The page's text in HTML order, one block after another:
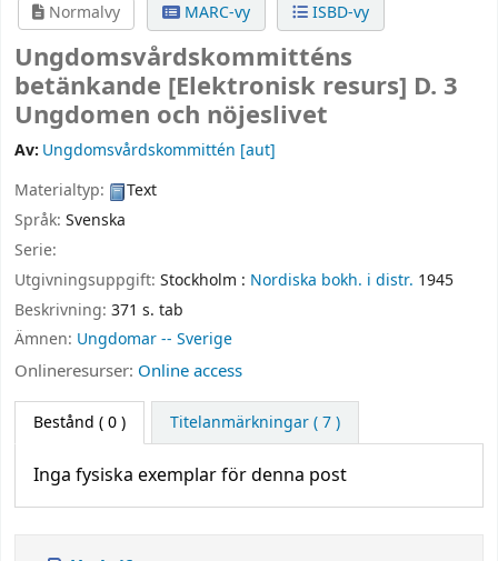
Normalvy
MARC-vy ISBD-vy
Ungdomsvårdskommitténs
betänkande [Elektronisk resurs] D. 3
Ungdomen och nöjeslivet
Av: Ungdomsvårdskommittén [aut]
Materialtyp:
Text
Språk: Svenska
Serie:
Utgivningsuppgift: Stockholm : Nordiska bokh. i distr. 1945
Beskrivning: 371 s. tab
Ämnen: Ungdomar -- Sverige
Onlineresurser: Online access
Bestånd ( 0 ) Titelanmärkningar ( 7 )
Inga fysiska exemplar för denna post